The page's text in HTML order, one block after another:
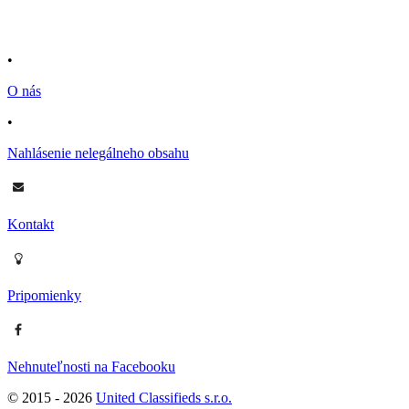
•
O nás
•
Nahlásenie nelegálneho obsahu
Kontakt
Pripomienky
Nehnuteľnosti na Facebooku
© 2015 - 2026 United Classifieds s.r.o.